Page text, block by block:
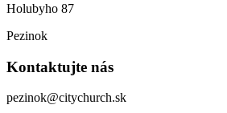
Holubyho 87
Pezinok
Kontaktujte nás
pezinok@citychurch.sk